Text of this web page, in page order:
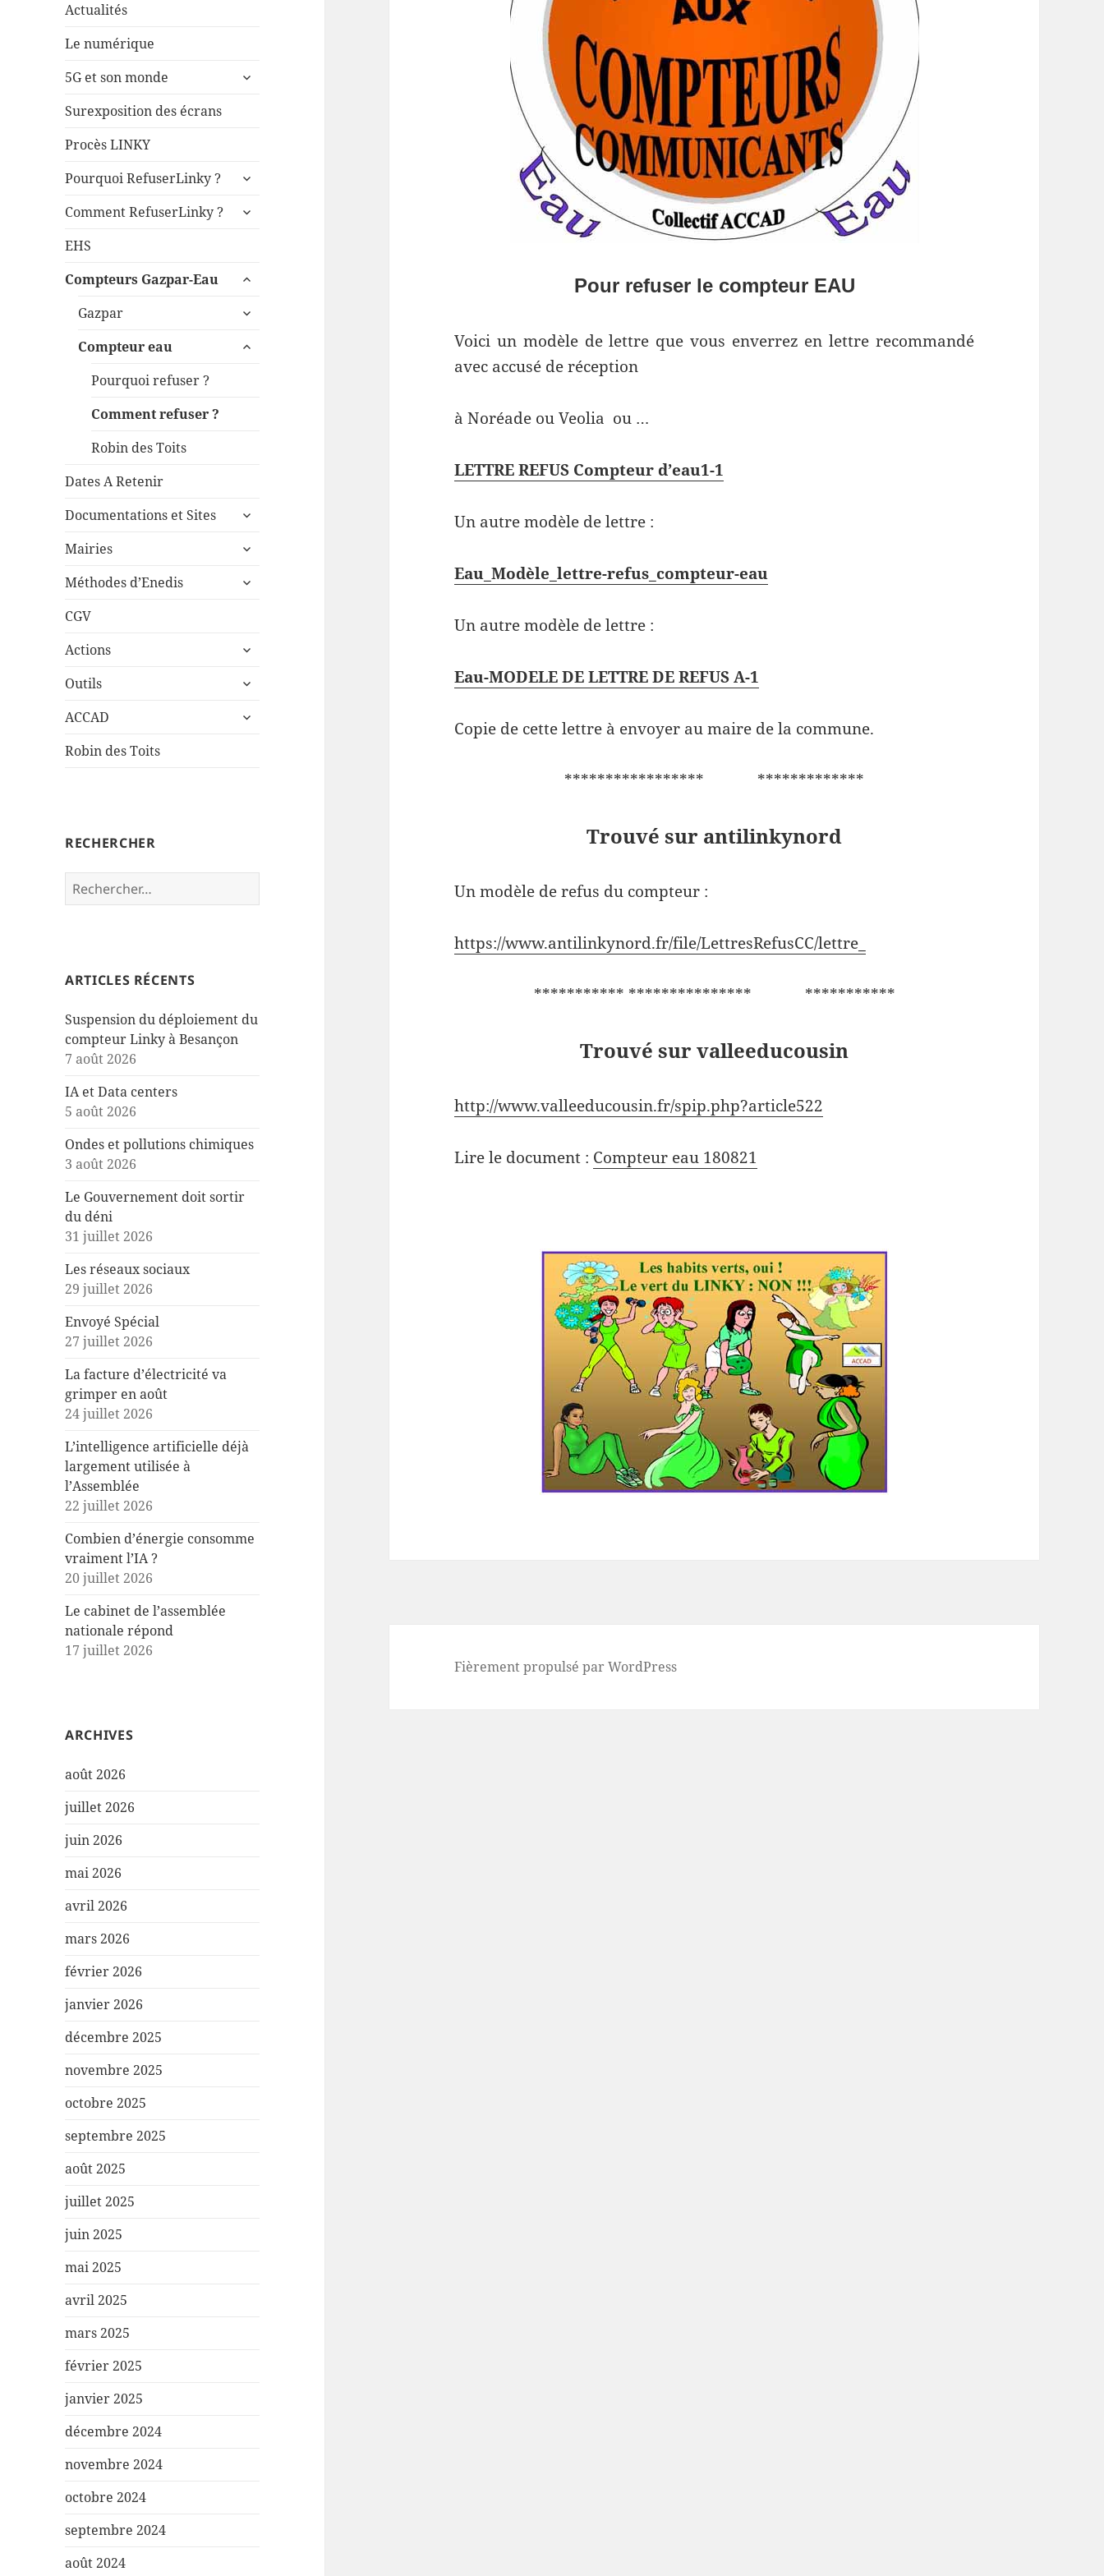
Actualités
Le numérique
5G et son monde
ouvrir
Surexposition des écrans
Procès LINKY
Pourquoi RefuserLinky ?
ouvrir
sous-
Comment RefuserLinky ?
ouvrir
EHS
Compteurs Gazpar-Eau
ouvrir
sous-
Gazpar
ouvrir
sous-
Compteur eau
ouvrir
Pourquoi refuser ?
Comment refuser ?
Robin des Toits
Dates A Retenir
Documentations et Sites
ouvrir
sous-
Mairies
ouvrir
sous-
Méthodes d’Enedis
ouvrir
CGV
Actions
ouvrir
sous-
Outils
ouvrir
sous-
ACCAD
ouvrir
Robin des Toits
RECHERCHER
Rechercher :
ARTICLES RÉCENTS
Suspension du déploiement du
compteur Linky à Besançon
7 août 2026
IA et Data centers
5 août 2026
Ondes et pollutions chimiques
3 août 2026
Le Gouvernement doit sortir
du déni
31 juillet 2026
Les réseaux sociaux
29 juillet 2026
Envoyé Spécial
27 juillet 2026
La facture d’électricité va
grimper en août
24 juillet 2026
L’intelligence artificielle déjà
largement utilisée à
l’Assemblée
22 juillet 2026
Combien d’énergie consomme
vraiment l’IA ?
20 juillet 2026
Le cabinet de l’assemblée
nationale répond
17 juillet 2026
ARCHIVES
août 2026
juillet 2026
juin 2026
mai 2026
avril 2026
mars 2026
février 2026
janvier 2026
décembre 2025
novembre 2025
octobre 2025
septembre 2025
août 2025
juillet 2025
juin 2025
mai 2025
avril 2025
mars 2025
février 2025
janvier 2025
décembre 2024
novembre 2024
octobre 2024
septembre 2024
août 2024
Pour refuser le compteur EAU
Voici un modèle de lettre que vous enverrez en lettre recommandé
avec accusé de réception
à Noréade ou Veolia ou …
LETTRE REFUS Compteur d’eau1-1
Un autre modèle de lettre :
Eau_Modèle_lettre-refus_compteur-eau
Un autre modèle de lettre :
Eau-MODELE DE LETTRE DE REFUS A-1
Copie de cette lettre à envoyer au maire de la commune.
***************** *************
Trouvé sur antilinkynord
Un modèle de refus du compteur :
https://www.antilinkynord.fr/file/LettresRefusCC/lettre_
*********** *************** ***********
Trouvé sur valleeducousin
http://www.valleeducousin.fr/spip.php?article522
Lire le document : Compteur eau 180821
Fièrement propulsé par WordPress